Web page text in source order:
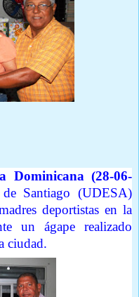
Dominicana (28-06-
Santiago (UDESA)
deportistas en la
un ágape realizado
ciudad.